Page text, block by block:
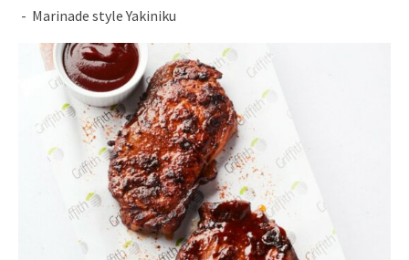
Marinade style Yakiniku